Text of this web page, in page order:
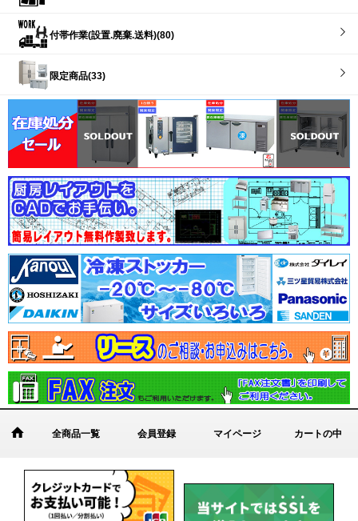
付帯作業(設置.廃棄.送料)(80)
限定商品(33)
全商品一覧 会員登録 マイページ カートの中